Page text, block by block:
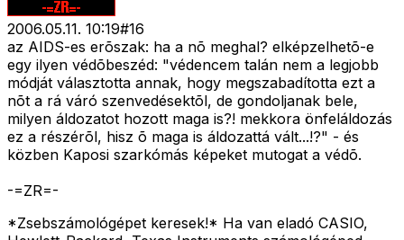
2006.05.11. 10:19#16
az AIDS-es erõszak: ha a nõ meghal? elképzelhetõ-e
egy ilyen védõbeszéd: "védencem talán nem a legjobb
módját választotta annak, hogy megszabadította ezt a
nõt a rá váró szenvedésektõl, de gondoljanak bele,
milyen áldozatot hozott maga is?! mekkora önfeláldozás
ez a részérõl, hisz õ maga is áldozattá vált...!?" - és
közben Kaposi szarkómás képeket mutogat a védõ.
-=ZR=-
*Zsebszámológépet keresek!* Ha van eladó CASIO,